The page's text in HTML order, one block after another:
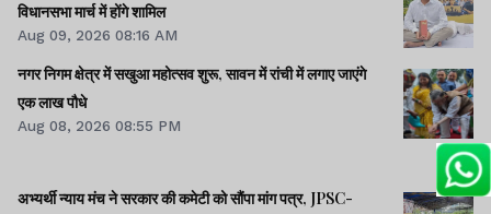
विधानसभा मार्च में होंगे शामिल
Aug 09, 2026 08:16 AM
नगर निगम क्षेत्र में सखुआ महोत्सव शुरू, सावन में रांची में लगाए जाएंगे
एक लाख पौधे
Aug 08, 2026 08:55 PM
अभ्यर्थी न्याय मंच ने सरकार की कमेटी को सौंपा मांग पत्र, JPSC-